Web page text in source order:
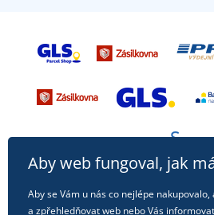
Aby web fungoval, jak
Aby se Vám u nás co nejlépe
a zpřehledňovat web nebo Vás